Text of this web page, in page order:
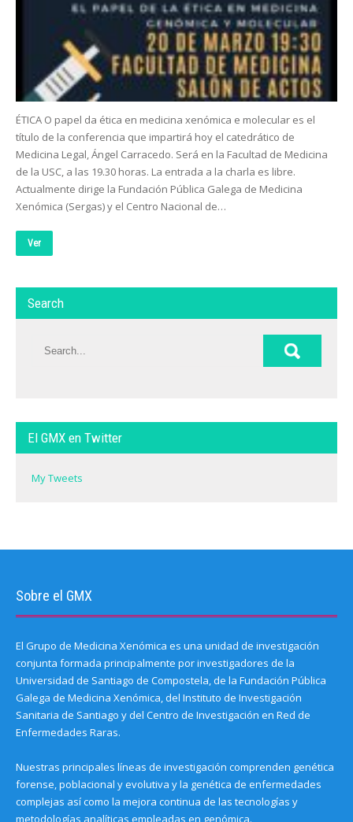
ÉTICA O papel da ética en medicina xenómica e molecular es el
título de la conferencia que impartirá hoy el catedrático de
Medicina Legal, Ángel Carracedo. Será en la Facultad de Medicina
de la USC, a las 19.30 horas. La entrada a la charla es libre.
Actualmente dirige la Fundación Pública Galega de Medicina
Xenómica (Sergas) y el Centro Nacional de…
Ver
Search
El GMX en Twitter
My Tweets
Sobre el GMX
El Grupo de Medicina Xenómica es una unidad de investigación
conjunta formada principalmente por investigadores de la
Universidad de Santiago de Compostela, de la Fundación Pública
Galega de Medicina Xenómica, del Instituto de Investigación
Sanitaria de Santiago y del Centro de Investigación en Red de
Enfermedades Raras.
Nuestras principales líneas de investigación comprenden genética
forense, poblacional y evolutiva y la genética de enfermedades
complejas así como la mejora continua de las tecnologías y
metodologías analíticas empleadas en genómica.